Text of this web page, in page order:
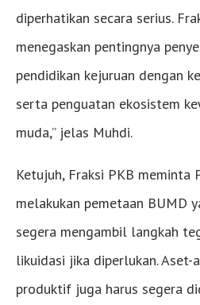
diperhatikan secara serius.
menegaskan pentingnya
pendidikan kejuruan dengan
serta penguatan ekosistem
muda,” jelas Muhdi.
Ketujuh, Fraksi PKB meminta
melakukan pemetaan BUMD
segera mengambil langkah
likuidasi jika diperlukan.
produktif juga harus segera